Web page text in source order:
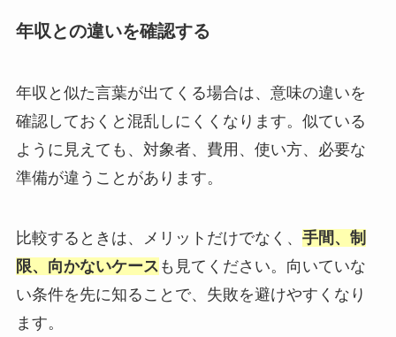
年収との違いを確認する
年収と似た言葉が出てくる場合は、意味の違いを
確認しておくと混乱しにくくなります。似ている
ように見えても、対象者、費用、使い方、必要な
準備が違うことがあります。
比較するときは、メリットだけでなく、 手間、制
限、向かないケース も見てください。向いていな
い条件を先に知ることで、失敗を避けやすくなり
ます。